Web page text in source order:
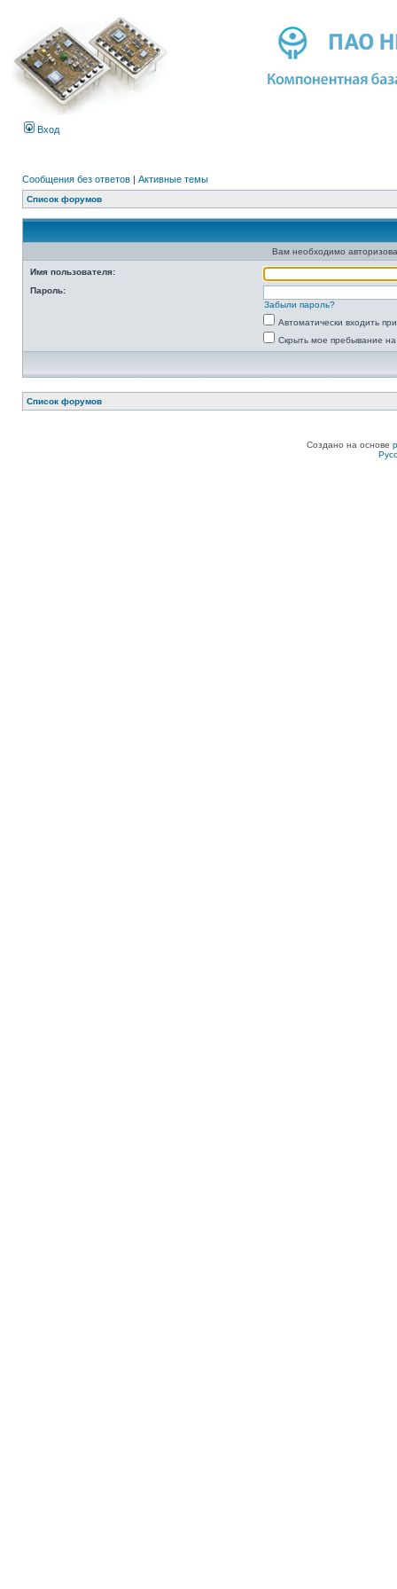
Вход
Сообщения без ответов | Активные темы
Список форумов
Вам необходимо
Имя пользователя:
Пароль:
Забыли пароль?
Автоматически входить
Скрыть мое пребывание
Список форумов
Создано на основе